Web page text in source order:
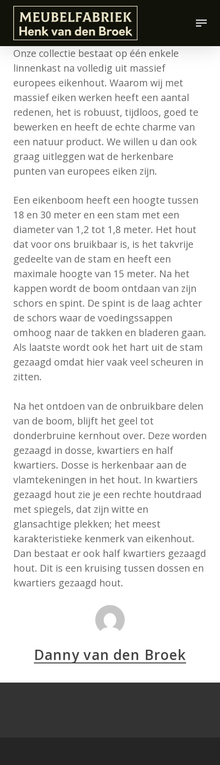
Skip
main
content
Menu
Onze collectie bestaat op één enkele
linnenkast na volledig uit massief
europees eikenhout. Waarom wij met
massief eiken werken heeft een aantal
redenen, het is robuust, tijdloos, goed te
bewerken en heeft de echte charme van
een natuur product. We willen u dan ook
graag uitleggen wat de herkenbare
punten van europees eiken zijn.
Een eikenboom heeft een hoogte tussen
18 en 30 meter en een stam met een
diameter van 1,2 tot 1,8 meter. Het hout
dat voor ons bruikbaar is, is het takvrije
gedeelte van de stam en heeft een
maximale hoogte van 15 meter. Na het
kappen wordt de boom ontdaan van zijn
schors en spint. De spint is de laag achter
de schors waar de voedingssappen
omhoog naar de takken en bladeren gaan.
Als laatste wordt ook het hart uit de stam
gezaagd omdat hier vaak veel scheuren in
zitten.
Na het ontdoen van de onbruikbare delen
van de boom, blijft het geel tot
donderbruine kernhout over. Deze worden
gezaagd in dosse, kwartiers en half
kwartiers. Dosse is herkenbaar aan de
vlamtekeningen in het hout. In kwartiers
gezaagd hout zie je een rechte houtdraad
met spiegels, dat zijn witte en
glansachtige plekken; het meest
karakteristieke kenmerk van eikenhout.
Dan bestaat er ook half kwartiers gezaagd
hout. Dit is een kruising tussen dossen en
kwartiers gezaagd hout.
Danny van den Broek